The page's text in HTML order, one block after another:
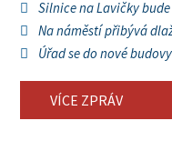
Silnice na Lavičky
Na náměstí přibývá
Úřad se do nové
VÍCE ZPRÁV